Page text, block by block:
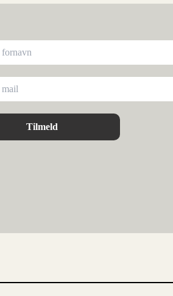
Tilmeld